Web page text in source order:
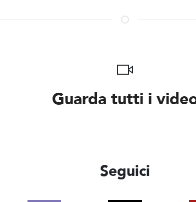
Guarda tutti i
Seguici